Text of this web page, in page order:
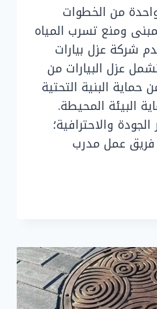
من الخطوات
ومنع تسرب المياه
شركة عزل بيارات
عزل البيارات من
حماية البنية التحتية
البيئة المحيطة.
والاحترافية؛
فريق عمل مدرب